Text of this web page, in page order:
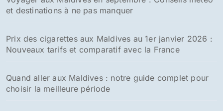
et destinations à ne pas manquer
Prix des cigarettes aux Maldives au 1er janvier 2026 :
Nouveaux tarifs et comparatif avec la France
Quand aller aux Maldives : notre guide complet pour
choisir la meilleure période